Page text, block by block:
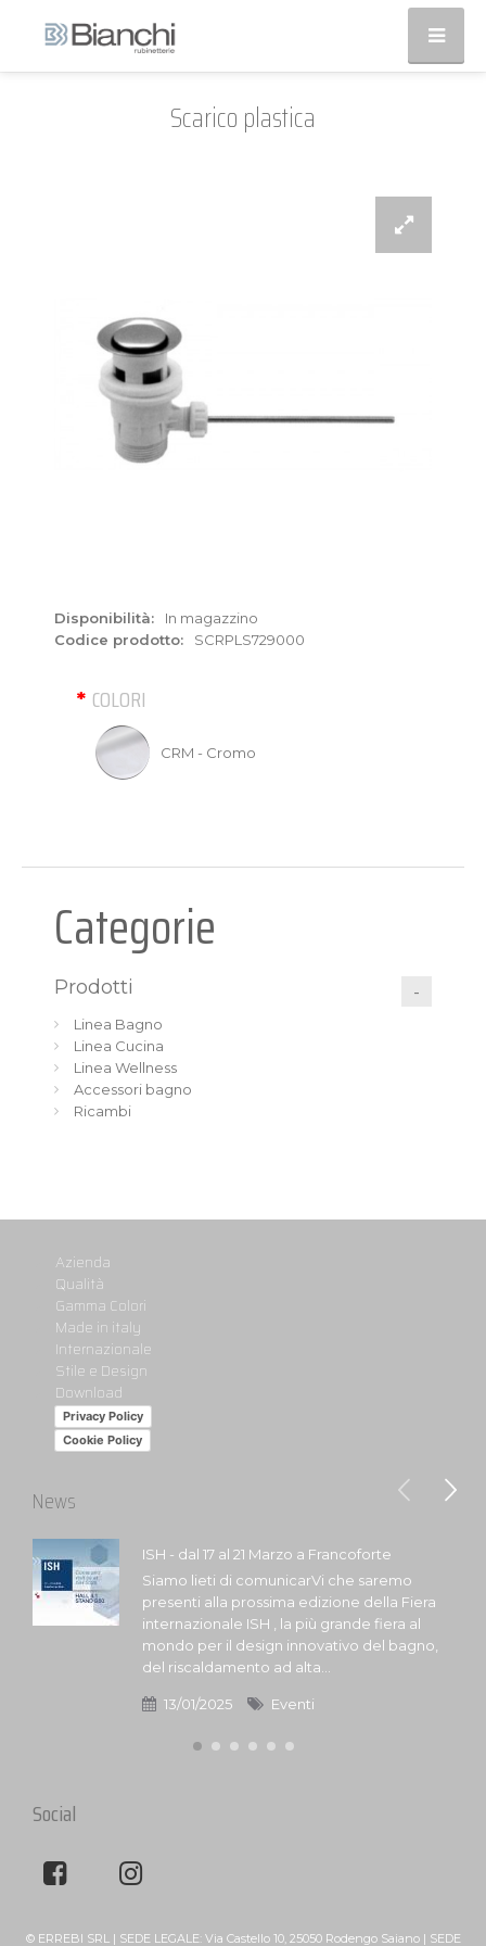
Scarico plastica
Disponibilità:
In magazzino
Codice prodotto:
SCRPLS729000
COLORI
CRM - Cromo
Categorie
Prodotti
Linea Bagno
Linea Cucina
Linea Wellness
Accessori bagno
Ricambi
Azienda
Qualità
Gamma Colori
Made in italy
Internazionale
Stile e Design
Download
Privacy Policy
Cookie Policy
News
ISH - dal 17 al 21 Marzo a Francoforte
Siamo lieti di comunicarVi che saremo
presenti alla prossima edizione della Fiera
internazionale ISH , la più grande fiera al
mondo per il design innovativo del bagno,
del riscaldamento ad alta...
13/01/2025 Eventi
Social
© ERREBI SRL | SEDE LEGALE: Via Castello 10, 25050 Rodengo Saiano | SEDE